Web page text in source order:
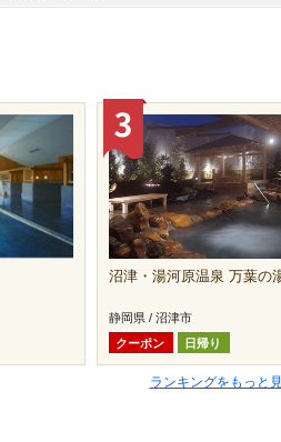
沼津・湯河原温泉 万葉の
静岡県 / 沼津市
クーポン
日帰り
ランキングをもっと